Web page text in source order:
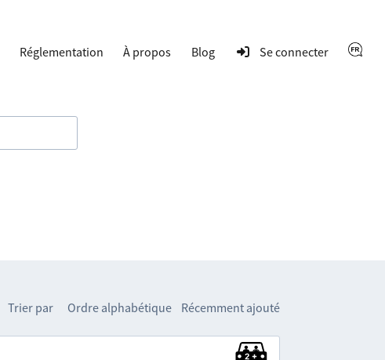
Réglementation À propos Blog Se connecter
Trier par Ordre alphabétique Récemment ajouté